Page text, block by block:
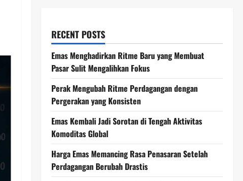
RECENT POSTS
Emas Menghadirkan Ritme Baru yang Membuat
Pasar Sulit Mengalihkan Fokus
Perak Mengubah Ritme Perdagangan dengan
Pergerakan yang Konsisten
Emas Kembali Jadi Sorotan di Tengah Aktivitas
Komoditas Global
Harga Emas Memancing Rasa Penasaran Setelah
Perdagangan Berubah Drastis